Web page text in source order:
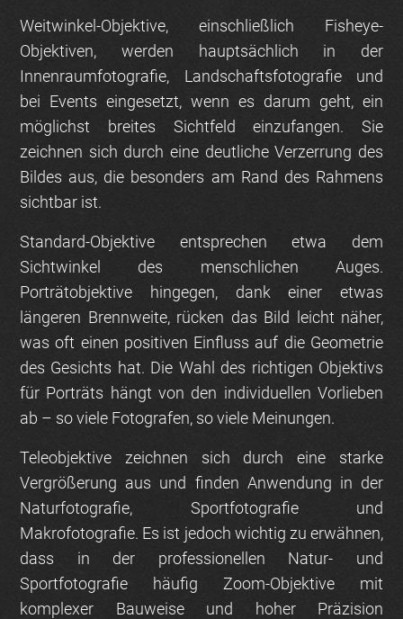
Weitwinkel-Objektive, einschließlich Fisheye-
Objektiven, werden hauptsächlich in der
Innenraumfotografie, Landschaftsfotografie und
bei Events eingesetzt, wenn es darum geht, ein
möglichst breites Sichtfeld einzufangen. Sie
zeichnen sich durch eine deutliche Verzerrung des
Bildes aus, die besonders am Rand des Rahmens
sichtbar ist.
Standard-Objektive entsprechen etwa dem
Sichtwinkel des menschlichen Auges.
Porträtobjektive hingegen, dank einer etwas
längeren Brennweite, rücken das Bild leicht näher,
was oft einen positiven Einfluss auf die Geometrie
des Gesichts hat. Die Wahl des richtigen Objektivs
für Porträts hängt von den individuellen Vorlieben
ab – so viele Fotografen, so viele Meinungen.
Teleobjektive zeichnen sich durch eine starke
Vergrößerung aus und finden Anwendung in der
Naturfotografie, Sportfotografie und
Makrofotografie. Es ist jedoch wichtig zu erwähnen,
dass in der professionellen Natur- und
Sportfotografie häufig Zoom-Objektive mit
komplexer Bauweise und hoher Präzision